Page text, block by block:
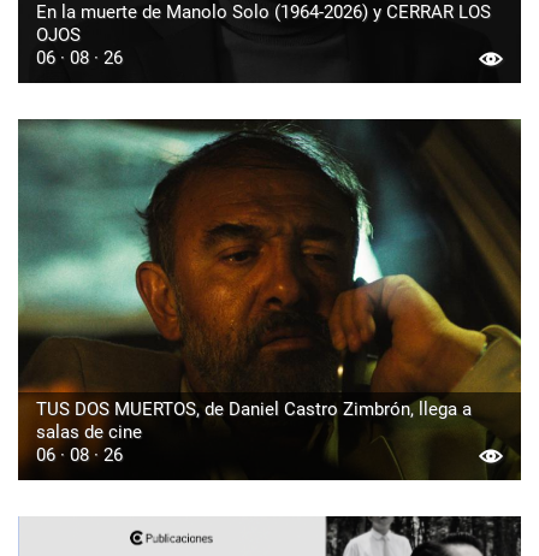
En la muerte de Manolo Solo (1964-2026) y CERRAR LOS
OJOS
06 · 08 · 26
TUS DOS MUERTOS, de Daniel Castro Zimbrón, llega a
salas de cine
06 · 08 · 26